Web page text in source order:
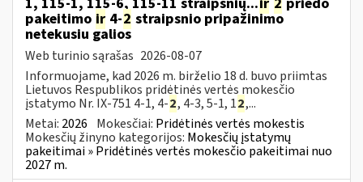
pakeitimo ir 4-2 straipsnio pripažinimo
netekusiu galios
Web turinio sąrašas 2026-08-07
Informuojame, kad 2026 m. birželio 18 d. buvo priimtas
Lietuvos Respublikos pridėtinės vertės mokesčio
įstatymo Nr. IX-751 4-1, 4-2, 4-3, 5-1, 12,...
Metai: 2026 Mokesčiai: Pridėtinės vertės mokestis
Mokesčių žinyno kategorijos: Mokesčių įstatymų
pakeitimai » Pridėtinės vertės mokesčio pakeitimai nuo
2027 m.